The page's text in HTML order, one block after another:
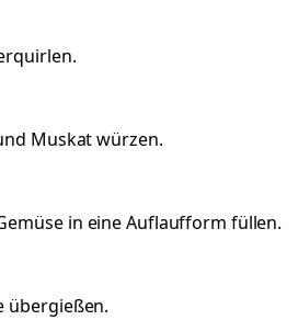
Muskat würzen.
in eine Auflaufform füllen.
übergießen.